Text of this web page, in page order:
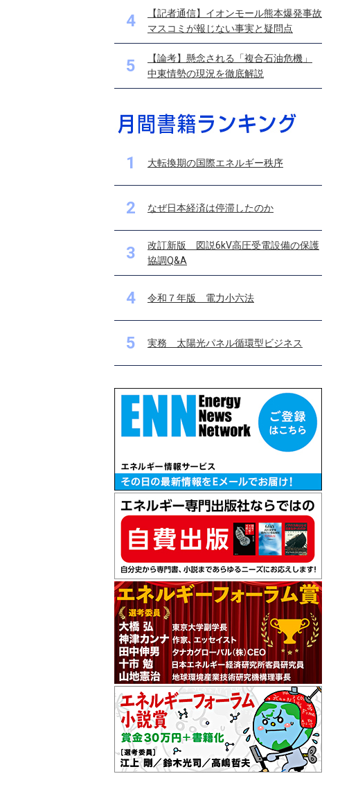
4
【記者通信】イオンモール熊本爆発事故
マスコミが報じない事実と疑問点
5
【論考】懸念される「複合石油危機」
中東情勢の現況を徹底解説
1 大転換期の国際エネルギー秩序
2 なぜ日本経済は停滞したのか
3
改訂新版 図説6kV高圧受電設備の保護
協調Q&A
4 令和７年版 電力小六法
5 実務 太陽光パネル循環型ビジネス